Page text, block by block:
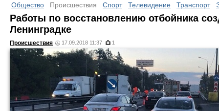
Общество
Происшествия Спорт Телевидение Транспорт
Работы по восстановлению отбойника
Ленинградке
Происшествия 17.09.2018 11:37 1